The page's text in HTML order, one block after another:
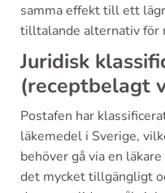
samma effekt till ett
tilltalande alternativ för
Juridisk
(receptbelagt
Postafen har
läkemedel i Sverige,
behöver gå via en
det mycket tillgängligt